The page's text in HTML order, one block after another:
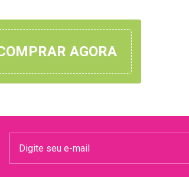
AGORA